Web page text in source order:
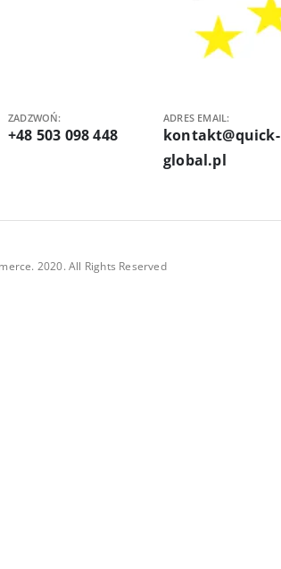
ZADZWOŃ:
+48 503 098 448
ADRES EMAIL:
kontakt@quick-
global.pl
2020. All Rights Reserved